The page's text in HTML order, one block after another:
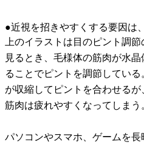
●近視を招きやすくする要因は
上のイラストは目のピント調
見るとき、毛様体の筋肉が水
ることでピントを調節してい
が収縮してピントを合わせる
筋肉は疲れやすくなってしまう
パソコンやスマホ、ゲームを